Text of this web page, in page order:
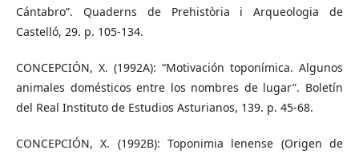
Cántabro”. Quaderns de Prehistòria i Arqueologia de
Castelló, 29. p. 105-134.
CONCEPCIÓN, X. (1992A): “Motivación toponímica. Algunos
animales domésticos entre los nombres de lugar”. Boletín
del Real Instituto de Estudios Asturianos, 139. p. 45-68.
CONCEPCIÓN, X. (1992B): Toponimia lenense (Origen de